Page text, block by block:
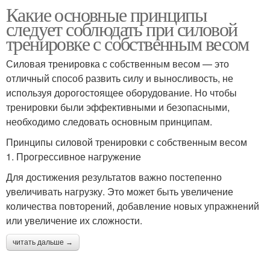
Какие основные принципы
следует соблюдать при силовой
тренировке с собственным весом
Силовая тренировка с собственным весом — это
отличный способ развить силу и выносливость, не
используя дорогостоящее оборудование. Но чтобы
тренировки были эффективными и безопасными,
необходимо следовать основным принципам.
Принципы силовой тренировки с собственным весом
1. Прогрессивное нагружение
Для достижения результатов важно постепенно
увеличивать нагрузку. Это может быть увеличение
количества повторений, добавление новых упражнений
или увеличение их сложности.
читать дальше →